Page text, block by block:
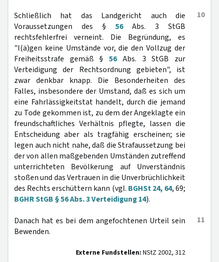
10
Schließlich hat das Landgericht auch die
Voraussetzungen des § 56Abs. 3 StGB
rechtsfehlerfrei verneint. Die Begründung, es
"l(ä)gen keine Umstände vor, die den Vollzug der
Freiheitsstrafe gemäß §56Abs. 3 StGB zur
Verteidigung der Rechtsordnung gebieten", ist
zwar denkbar knapp. Die Besonderheiten des
Falles, insbesondere der Umstand, daß es sich um
eine Fahrlässigkeitstat handelt, durch die jemand
zu Tode gekommen ist, zu dem der Angeklagte ein
freundschaftliches Verhältnis pflegte, lassen die
Entscheidung aber als tragfähig erscheinen; sie
legen auch nicht nahe, daß die Strafaussetzung bei
der von allen maßgebenden Umständen zutreffend
unterrichteten Bevölkerung auf Unverständnis
stoßen und das Vertrauen in die Unverbrüchlichkeit
des Rechts erschüttern kann (vgl. BGHSt 24, 64, 69;
BGHR StGB § 56 Abs. 3 Verteidigung 14).
11
Danach hat es bei dem angefochtenen Urteil sein
Bewenden.
Externe Fundstellen: NStZ 2002, 312